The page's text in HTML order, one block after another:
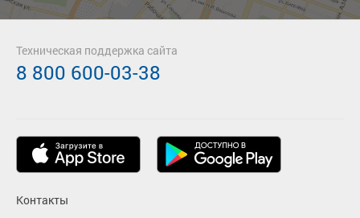
Контакты
Техническая поддержка сайта
8 800 600-03-38